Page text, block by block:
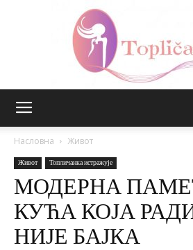
Насловна Живот
Живот Топличанка истражује
МОДЕРНА
КУЋА КОЈА
НИЈЕ БАЈКА